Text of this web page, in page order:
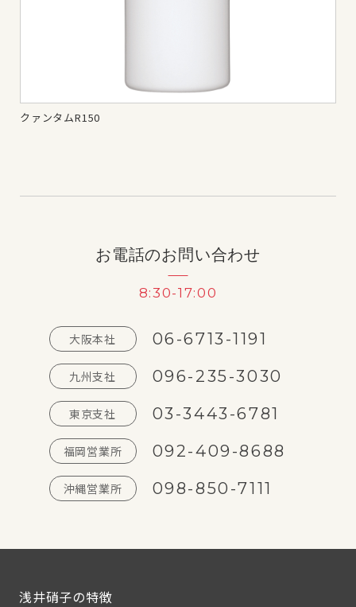
クァンタムR150
お電話のお問い合わせ
8:30-17:00
大阪本社 06-6713-1191
九州支社 096-235-3030
東京支社 03-3443-6781
福岡営業所 092-409-8688
沖縄営業所 098-850-7111
浅井硝子の特徴